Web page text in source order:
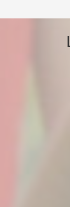
Pembuatan